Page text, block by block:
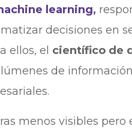
learning,
decisiones en
ellos, el científico de
de
menos visibles pero